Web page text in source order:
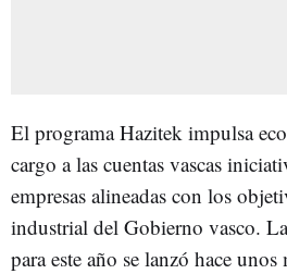
El programa Hazitek impulsa
cargo a las cuentas vascas
empresas alineadas con los
industrial del Gobierno vasco.
para este año se lanzó hace unos